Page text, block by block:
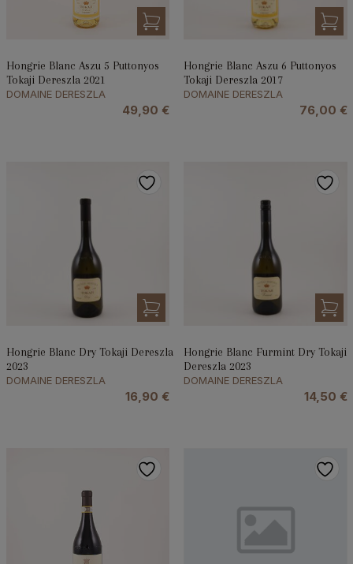
Hongrie Blanc Aszu 5 Puttonyos
Tokaji Dereszla 2021
DOMAINE DERESZLA
49,90 €
Hongrie Blanc Aszu 6 Puttonyos
Tokaji Dereszla 2017
DOMAINE DERESZLA
76,00 €
Hongrie Blanc Dry Tokaji Dereszla
2023
DOMAINE DERESZLA
16,90 €
Hongrie Blanc Furmint Dry Tokaji
Dereszla 2023
DOMAINE DERESZLA
14,50 €